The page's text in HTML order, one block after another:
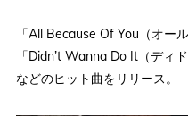
「All Because Of You（オー
「Didn’t Wanna Do It（ディ
などのヒット曲をリリース。